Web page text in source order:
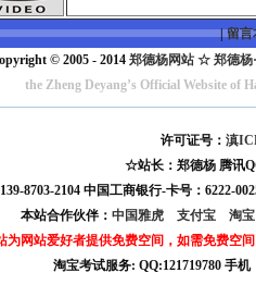
|留言
© 2005 - 2014 郑德杨网站 ☆ 郑德杨
the Zheng Deyang’s Official Website
许可证号：滇
☆站长：郑德杨 腾讯
8703-2104 中国工商银行-卡号：6222-
本站合作伙伴： 中国雅虎 支付宝
淘
为网站爱好者提供免费空间，如需免费空
淘宝考试服务: QQ:121719780 手